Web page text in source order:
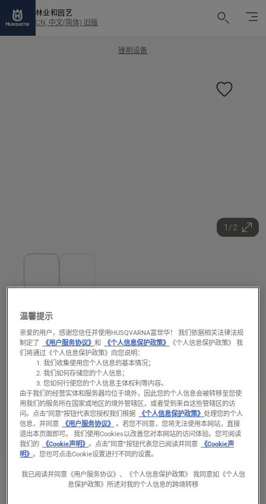
林业和园艺
CN, 中文(简体) 旧版
锉削设备
1/2
链锯锉削设备
深度尺 .325"
产品型号
适用型号
Variant
.325"
货号： 505 69 81‑00
温馨提示
亲爱的用户，感谢您信任并使用HUSQVARNA富世华！ 我们依据相关法律法规
制定了
《用户服务协议》和 《个人信息保护政策》
《个人信息保护政策》 我
们将通过《个人信息保护政策》向您说明：
我们收集使用您个人信息的基本情况；
我们如何存储您的个人信息；
您如何行使您的个人信息主体权利等内容。
由于我们的经营实体和服务器均位于境外，因此您的个人信息会被转移至您使
用我们的服务所在国家或地区的境外管辖区，或者受到来自这些管辖区的访
问。 点击“同意”按钮代表您授权我们根据 《个人信息保护政策》 处理您的个人
信息，并同意
《用户服务协议》 。若您不同意，您将无法使用本网站，直接
退出本页面即可。 我们使用Cookies以改善您对本网站的访问体验。您可阅读
我们的
《Cookie声明》。点击“同意”按钮代表您已阅读并同意
《Cookie声
明》。您也可点击Cookie设置进行不同的设置。
我已阅读并同意《用户服务协议》、《个人信息保护政策》 我同意如《个人信
息保护政策》所述对我的个人信息的跨境转移